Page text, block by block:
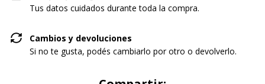
Tus datos cuidados durante toda la compra.
Cambios y devoluciones
Si no te gusta, podés cambiarlo por otro o devolverlo.